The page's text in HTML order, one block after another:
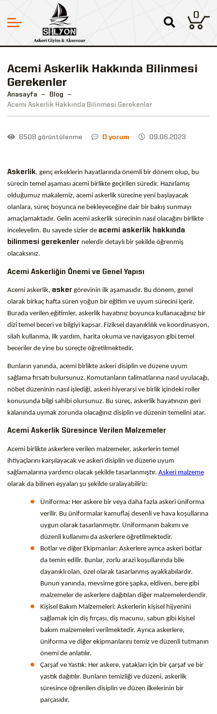
0
Acemi Askerlik Hakkında Bilinmesi
Gerekenler
Anasayfa
Blog
Acemi Askerlik Hakkında Bilinmesi Gerekenler
6508 görüntülenme 0 yorum 09.06.2023
Askerlik, genç erkeklerin hayatlarında önemli bir dönem olup, bu
sürecin temel aşaması acemi birlikte geçirilen süredir. Hazırlamış
olduğumuz makalemiz, acemi askerlik sürecine yeni başlayacak
olanlara, süreç boyunca ne bekleyeceğine dair bir bakış sunmayı
amaçlamaktadır. Gelin acemi askerlik sürecinin nasıl olacağını birlikte
inceleyelim. Bu sayede sizler de acemi askerlik hakkında
bilinmesi gerekenler nelerdir detaylı bir şekilde öğrenmiş
olacaksınız.
Acemi Askerliğin Önemi ve Genel Yapısı
Acemi askerlik, asker görevinin ilk aşamasıdır. Bu dönem, genel
olarak birkaç hafta süren yoğun bir eğitim ve uyum sürecini içerir.
Burada verilen eğitimler, askerlik hayatınız boyunca kullanacağınız bir
dizi temel beceri ve bilgiyi kapsar. Fiziksel dayanıklılık ve koordinasyon,
silah kullanma, ilk yardım, harita okuma ve navigasyon gibi temel
beceriler de yine bu süreçte öğretilmektedir.
Bunların yanında, acemi birlikte askeri disiplin ve düzene uyum
sağlama fırsatı bulursunuz. Komutanların talimatlarına nasıl uyulacağı,
nöbet düzeninin nasıl işlediği, askeri hiyerarşi ve birlik içindeki roller
konusunda bilgi sahibi olursunuz. Bu süreç, askerlik hayatınızın geri
kalanında uymak zorunda olacağınız disiplin ve düzenin temelini atar.
Acemi Askerlik Süresince Verilen Malzemeler
Acemi birlikte askerlere verilen malzemeler, askerlerin temel
ihtiyaçlarını karşılayacak ve askeri disiplin ve düzene uyum
sağlamalarına yardımcı olacak şekilde tasarlanmıştır. Askeri malzeme
olarak da bilinen eşyaları şu şekilde sıralayabiliriz:
Üniforma: Her askere bir veya daha fazla askeri üniforma
verilir. Bu üniformalar kamuflaj desenli ve hava koşullarına
uygun olarak tasarlanmıştır. Üniformanın bakımı ve
düzenli kullanımı da askerlere öğretilmektedir.
Botlar ve diğer Ekipmanlar: Askerlere ayrıca askeri botlar
da temin edilir. Bunlar, zorlu arazi koşullarında bile
dayanıklı olan, özel olarak tasarlanmış ayakkabılardır.
Bunun yanında, mevsime göre şapka, eldiven, bere gibi
malzemeler de askerlere dağıtılan diğer malzemelerdendir.
Kişisel Bakım Malzemeleri: Askerlerin kişisel hijyenini
sağlamak için diş fırçası, diş macunu, sabun gibi kişisel
bakım malzemeleri verilmektedir. Ayrıca askerlere,
üniforma ve diğer ekipmanlarını temiz ve düzenli tutmanın
önemi de anlatılır.
Çarşaf ve Yastık: Her askere, yatakları için bir çarşaf ve bir
yastık dağıtılır. Bunların temizliği ve düzeni, askerlik
süresince öğrenilen disiplin ve düzen ilkelerinin bir
parçasıdır.